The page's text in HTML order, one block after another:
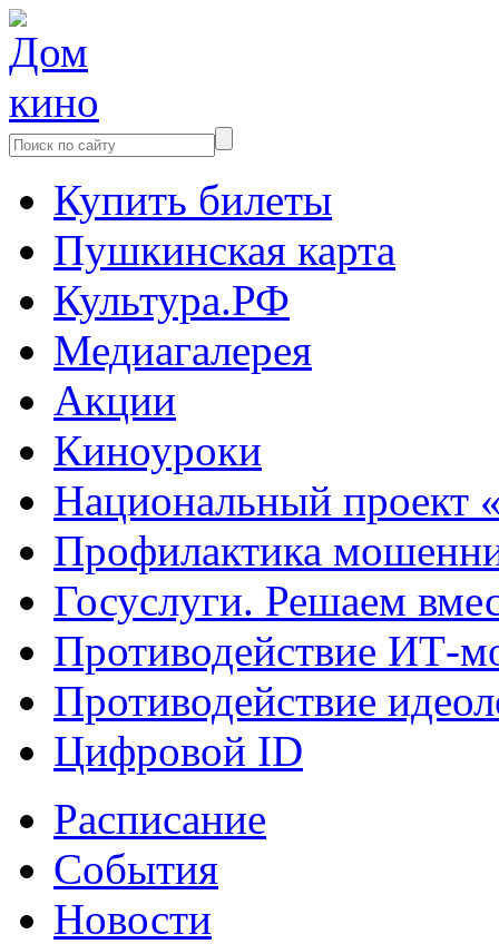
Купить билеты
Пушкинская карта
Культура.РФ
Медиагалерея
Акции
Киноуроки
Национальный проект
Профилактика
Госуслуги. Решаем
Противодействие ИТ-
Противодействие
Цифровой ID
Расписание
События
Новости